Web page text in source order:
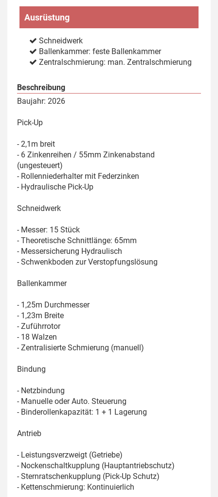
Ausrüstung
Schneidwerk
Ballenkammer: feste Ballenkammer
Zentralschmierung: man. Zentralschmierung
Beschreibung
Baujahr: 2026
Pick-Up
- 2,1m breit
- 6 Zinkenreihen / 55mm Zinkenabstand
(ungesteuert)
- Rollenniederhalter mit Federzinken
- Hydraulische Pick-Up
Schneidwerk
- Messer: 15 Stück
- Theoretische Schnittlänge: 65mm
- Messersicherung Hydraulisch
- Schwenkboden zur Verstopfungslösung
Ballenkammer
- 1,25m Durchmesser
- 1,23m Breite
- Zuführrotor
- 18 Walzen
- Zentralisierte Schmierung (manuell)
Bindung
- Netzbindung
- Manuelle oder Auto. Steuerung
- Binderollenkapazität: 1 + 1 Lagerung
Antrieb
- Leistungsverzweigt (Getriebe)
- Nockenschaltkupplung (Hauptantriebschutz)
- Sternratschenkupplung (Pick-Up Schutz)
- Kettenschmierung: Kontinuierlich